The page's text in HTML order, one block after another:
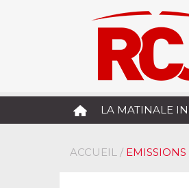
LA MATINALE
ACCUEIL / EMISSIONS